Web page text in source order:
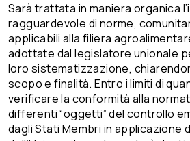
Sarà trattata in maniera organica
ragguardevole di norme,
applicabili alla filiera
adottate dal legislatore unionale
loro sistematizzazione,
scopo e finalità. Entro i limiti di
verificare la conformità alla
differenti “oggetti” del controllo
dagli Stati Membri in applicazione